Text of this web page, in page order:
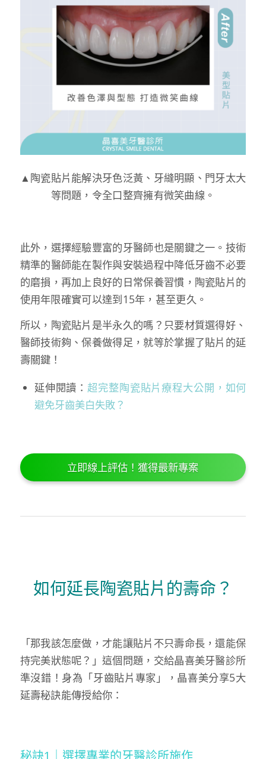
▲陶瓷貼片能解決牙色泛黃、牙縫明顯、門牙太大
等問題，令全口整齊擁有微笑曲線。
此外，選擇經驗豐富的牙醫師也是關鍵之一。技術
精準的醫師能在製作與安裝過程中降低牙齒不必要
的磨損，再加上良好的日常保養習慣，陶瓷貼片的
使用年限確實可以達到15年，甚至更久。
所以，陶瓷貼片是半永久的嗎？只要材質選得好、
醫師技術夠、保養做得足，就等於掌握了貼片的延
壽關鍵！
延伸閱讀： 超完整陶瓷貼片療程大公開，如何
避免牙齒美白失敗？
立即線上評估！獲得最新專案
如何延長陶瓷貼片的壽命？
「那我該怎麼做，才能讓貼片不只壽命長，還能保
持完美狀態呢？」這個問題，交給晶喜美牙醫診所
準沒錯！身為「牙齒貼片專家」，晶喜美分享5大
延壽秘訣能傳授給你：
秘訣1｜選擇專業的牙醫診所施作